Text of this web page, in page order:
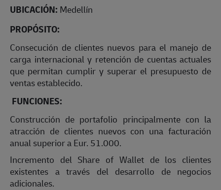
UBICACIÓN: Medellín
PROPÓSITO:
Consecución de clientes nuevos para el manejo de
carga internacional y retención de cuentas actuales
que permitan cumplir y superar el presupuesto de
ventas establecido.
FUNCIONES:
Construcción de portafolio principalmente con la
atracción de clientes nuevos con una facturación
anual superior a Eur. 51.000.
Incremento del Share of Wallet de los clientes
existentes a través del desarrollo de negocios
adicionales.